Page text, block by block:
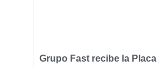
Grupo Fast recibe la Placa